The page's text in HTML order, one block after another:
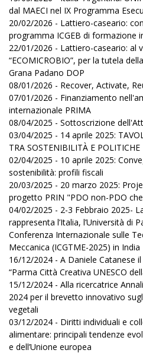
dal MAECI nel IX Programma
20/02/2026 - Lattiero-caseario:
programma ICGEB di formazione
22/01/2026 - Lattiero-caseario: al
“ECOMICROBIO”, per la tutela
Grana Padano DOP
08/01/2026 - Recover, Activate,
07/01/2026 - Finanziamento
internazionale PRIMA
08/04/2025 - Sottoscrizione
03/04/2025 - 14 aprile 2025:
TRA SOSTENIBILITÀ E POLITICHE
02/04/2025 - 10 aprile 2025:
sostenibilità: profili fiscali
20/03/2025 - 20 marzo 2025:
progetto PRIN "PDO non-PDO
04/02/2025 - 2-3 Febbraio 2025-
rappresenta l’Italia, l’Università di
Conferenza Internazionale sulle
Meccanica (ICGTME-2025) in India
16/12/2024 - A Daniele Catanese
“Parma Città Creativa UNESCO
15/12/2024 - Alla ricercatrice
2024 per il brevetto innovativo
vegetali
03/12/2024 - Diritti individuali e
alimentare: principali tendenze
e dell’Unione europea